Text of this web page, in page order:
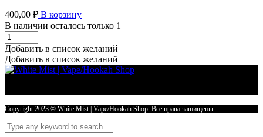
400,00 ₽ В корзину
В наличии осталось только 1
Жидкости
SALT
Duall
Extra
МОРОЗНАЯ
ДЫНЯ
количество
Добавить в список желаний
Добавить в список желаний
Copyright 2023 © White Mist | Vape/Hookah Shop. Все права защищены.